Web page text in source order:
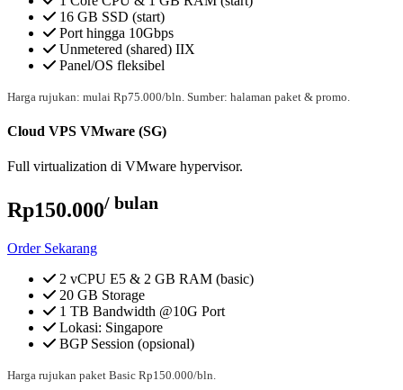
16 GB SSD (start)
Port hingga 10Gbps
Unmetered (shared) IIX
Panel/OS fleksibel
Harga rujukan: mulai Rp75.000/bln. Sumber: halaman paket & promo.
Cloud VPS VMware (SG)
Full virtualization di VMware hypervisor.
Rp150.000/ bulan
Order Sekarang
2 vCPU E5 & 2 GB RAM (basic)
20 GB Storage
1 TB Bandwidth @10G Port
Lokasi: Singapore
BGP Session (opsional)
Harga rujukan paket Basic Rp150.000/bln.